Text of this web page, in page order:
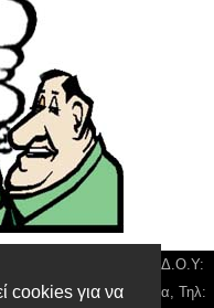
cookies για να
Media, ΑΦΜ: 043750542, Δ.Ο.Υ:
31 τ.κ 42132 Τρίκαλα, Τηλ: